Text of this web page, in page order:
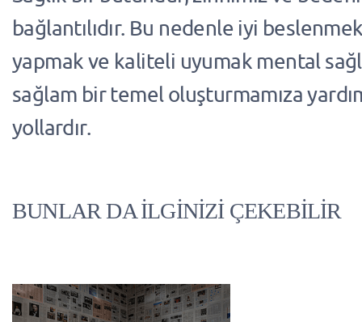
bağlantılıdır. Bu nedenle iyi
yapmak ve kaliteli uyumak mental
sağlam bir temel oluşturmamıza
yollardır.
BUNLAR DA İLGİNİZİ ÇEKEBİLİR